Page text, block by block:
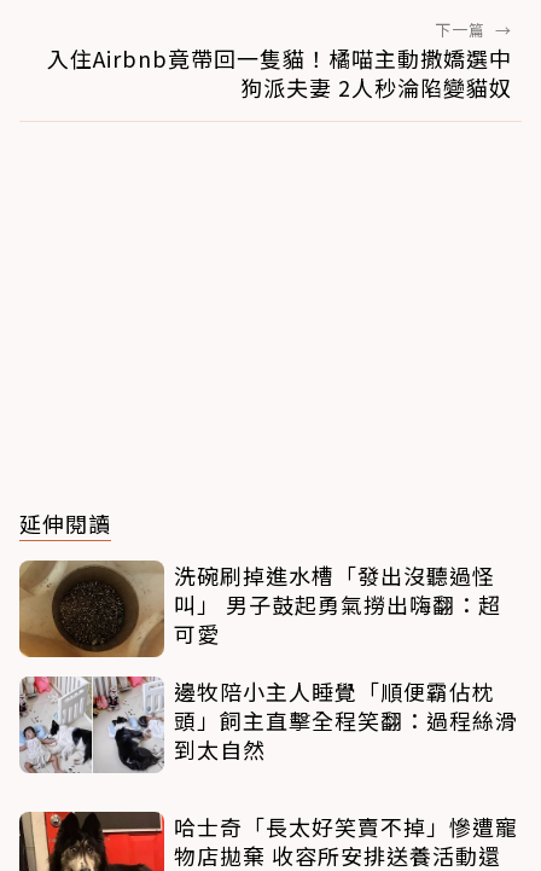
下一篇 →
入住Airbnb竟帶回一隻貓！橘喵主動撒嬌選中
狗派夫妻 2人秒淪陷變貓奴
延伸閱讀
洗碗刷掉進水槽「發出沒聽過怪
叫」 男子鼓起勇氣撈出嗨翻：超
可愛
邊牧陪小主人睡覺「順便霸佔枕
頭」飼主直擊全程笑翻：過程絲滑
到太自然
哈士奇「長太好笑賣不掉」慘遭寵
物店拋棄 收容所安排送養活動還